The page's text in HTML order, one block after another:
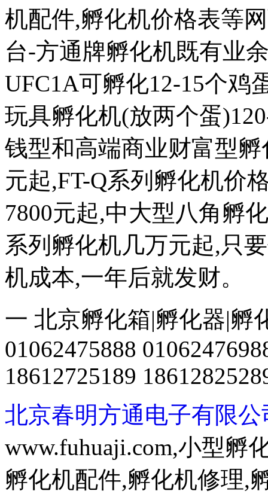
机配件,孵化机价格表等
台-方通牌孵化机既有业
UFC1A可孵化12-15个鸡
玩具孵化机(放两个蛋
钱型和高端商业财富型
元起,FT-Q系列孵化机价
7800元起,中大型八角孵
系列孵化机几万元起,只
机成本,一年后就发财。
一 北京孵化箱|孵化器|孵
01062475888
18612725189
北京春明方通电子有限公
www.fuhuaji.com,小型孵
孵化机配件,孵化机修理,